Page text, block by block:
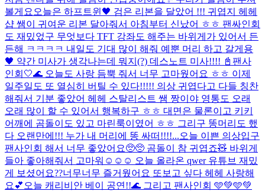
볼게요 오늘은 하프트윈🖤 검은 리본을 달았어 !!! 귀엽지 헤헤
샵 쌤이 귀여운 리본 달아줘서 아침부터 신났어 ㅎㅎ 팬싸인회
도 재밌었구 무엇보다 TFT 강좌도 해주는 바위게가 있어서 든
든해 ㅋㅋㅋㅋ 내일도 기대 많이 해줘 예뿐 머리 하고 갈게용
🖤 약간 미사가 생각나는데 뭐지(?) 데스노트 미사!!!! 📓 팬사
인회🤍🌊 오늘도 사랑 듬뿍 줘서 너무 고마웠어요 ㅎㅎ 이제
일주일도 또 열심히 버틸 수 있다!!!!! 의상 귀엽다고 다들 칭찬
해줘서 기분 좋았어 헤헤 스탈리스트 쌤 짱이야 영통도 오래
오래 많이 할 수 있어서 행복하구 ㅎㅎ 대면은 물론이고 키키
어깨에 곰돌이도 있고 마린룩이였어 ㅎㅎ 그리구 똥머리도 했
다 오랜만에!!! 누가 내 머리에 똥 싸떠!!!!...오늘 이쁜 의상입구
팬사인회 해서 너무 좋았어요🥺🥺 곰돌이 참 귀엽죠🧸 바위게
들아 좋아해줘서 고마워☺️☺️☺️ 오늘 올라온 qwer 유튜브 재밌
게 보셨어요??너무너무 즐거웠어요 또보고 싶다 헤헤 사랑해
요💕 오늘 캐리비안 베이 공연!!🌊 그리고 팬사인회 🩵💚🩵💚